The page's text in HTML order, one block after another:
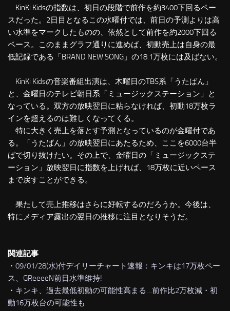
KinKi Kidsの指数は、初日の段階で前作を約3400下回るペー
スだった。2日目となるこの水曜付では、前日の予測よりは高
い水準をマークしたものの、依然として前作を約2000下回る
ペース。このままグラフ通りに進めば、初動売上は自身の最
低記録である「BRAND NEW SONG」の18.1万枚には及ばない。
KinKi Kidsの音楽番組出演は、木曜日のTBS系「うたばん」
と、金曜日のテレビ朝日系「ミュージックステーション」と
なっている。双方の放映翌日に粘らなければ、初動18万枚ラ
インを超えるのは難しくなってくる。
特に大きく売上を落とす予測となっているのが金曜付であ
る。「うたばん」の放映翌日にあたるため、ここを6000台半
ばで切り抜けたい。その上で、金曜日の「ミュージックステ
ーション」放映翌日に指数を上げれば、18万枚に近いペース
まで戻すことができる。
果たして売上推移はさらに好転するのだろうか。今後は、
特にメディア露出の翌日の推移に注目となりそうだ。
関連記事
・ 09/01/28(水)付デイリーチャート速報：キンキは17万枚ペー
ス、GReeeeN前日水準維持!
・ キンキ、過去最低初動の可能性高まる…前作比2万枚減・初
動16万枚台の可能性も